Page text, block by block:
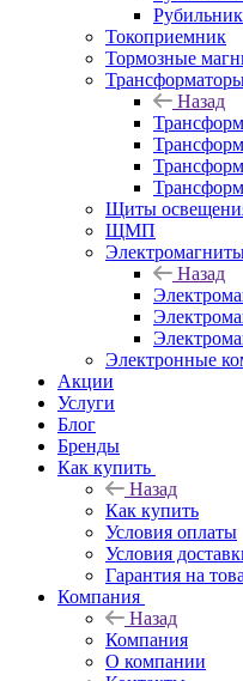
Токоприемник
Тормозные
Назад
Щиты
ЩМП
Назад
Электронные
Акции
Услуги
Блог
Бренды
Как купить
Назад
Как купить
Условия оплаты
Условия
Гарантия на
Компания
Назад
Компания
О компании